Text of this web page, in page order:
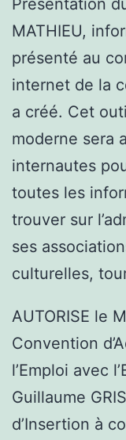
Présentation
MATHIEU,
présenté au
internet de la
a créé. Cet
moderne sera
internautes
toutes les
trouver sur
ses
culturelles,
AUTORISE le
Convention
l’Emploi avec
Guillaume
d’Insertion à